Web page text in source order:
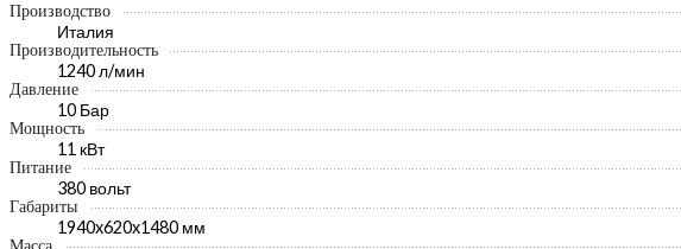
Производство
Италия
Производительность
1240 л/мин
Давление
10 Бар
Мощность
11 кВт
Питание
380 вольт
Габариты
1940x620x1480 мм